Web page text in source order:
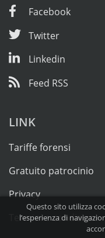
Facebook
Twitter
Linkedin
Feed RSS
LINK
Tariffe forensi
Gratuito patrocinio
Privacy
Termini e condizioni
Questo sito utilizza
l’esperienza di